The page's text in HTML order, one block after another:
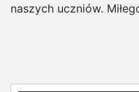
naszych uczniów.